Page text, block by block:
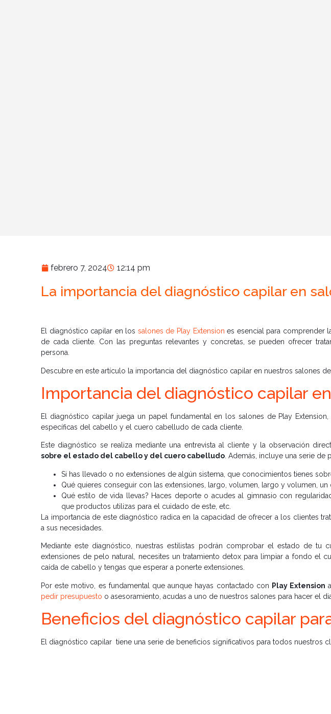
febrero 7, 2024 12:14 pm
La importancia del diagnóstico capilar en
El diagnóstico capilar en los salones de Play Extension es esencial para comprender
de cada cliente. Con las preguntas relevantes y concretas, se pueden ofrecer
persona.
Descubre en este artículo la importancia del diagnóstico capilar en nuestros salones
Importancia del diagnóstico capilar
El diagnóstico capilar juega un papel fundamental en los salones de Play
específicas del cabello y el cuero cabelludo de cada cliente.
Este diagnóstico se realiza mediante una entrevista al cliente y la observación
sobre el estado del cabello y del cuero cabelludo. Además, incluye una serie de
Si has llevado o no extensiones de algún sistema, que conocimientos tienes
Qué quieres conseguir con las extensiones, largo, volumen, largo y volumen,
Qué estilo de vida llevas? Haces deporte o acudes al gimnasio con
que productos utilizas para el cuidado de este, etc.
La importancia de este diagnóstico radica en la capacidad de ofrecer a los clientes
a sus necesidades.
Mediante este diagnóstico, nuestras estilistas podrán comprobar el estado de tu
extensiones de pelo natural, necesites un tratamiento detox para limpiar a fondo el
caída de cabello y tengas que esperar a ponerte extensiones.
Por este motivo, es fundamental que aunque hayas contactado con Play Extension
pedir presupuesto o asesoramiento, acudas a uno de nuestros salones para hacer el
Beneficios del diagnóstico capilar
El diagnóstico capilar tiene una serie de beneficios significativos para todos nuestros